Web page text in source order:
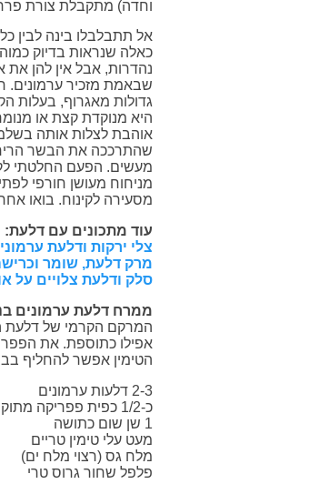
וחדה) מתקבלת צורת
אל תתבלבלו בינה לבין
כאלה שנראות בדיוק
נהדרות, אבל אין להן
שבאמת מזכיר ערמונים.
גדולות מאגרוף, בעלות
היא מנוקדת קצת או
אוהבת לצלות אותה
שהתרככה את הבשר
מעשים. הפעם החלטתי
מניחוח מעושן חורפי
מסעירה לקינוח. בואו
עוד מתכונים עם דלעת:
צלי ירקות ודלעת
מרק דלעת, שומר
סלק ודלעת צלויים על
ממרח דלעת ערמונים
המרקם הקרמי של דלעת
אפילו כתוספת. את
הטימין אפשר להחליף
2-3 דלעות ערמונים
כ-1/2 כפית פפריקה מתוקה מעושנת
1 שן שום כתושה
מעט עלי טימין טריים
מלח גס (רצוי מלח ים)
פלפל שחור גרוס טרי